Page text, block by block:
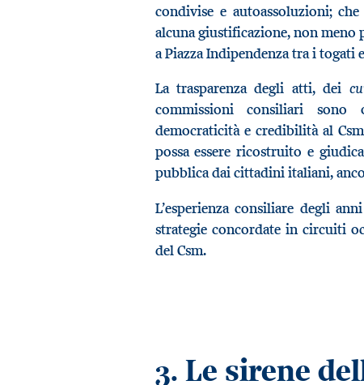
condivise e autoassoluzioni;
alcuna giustificazione, non meno
a Piazza Indipendenza tra i
La trasparenza degli atti, dei
commissioni consiliari sono
democraticità e credibilità al
possa essere ricostruito e
pubblica dai cittadini italiani,
L’esperienza consiliare degli
strategie concordate in circuiti
del Csm.
3. Le sirene